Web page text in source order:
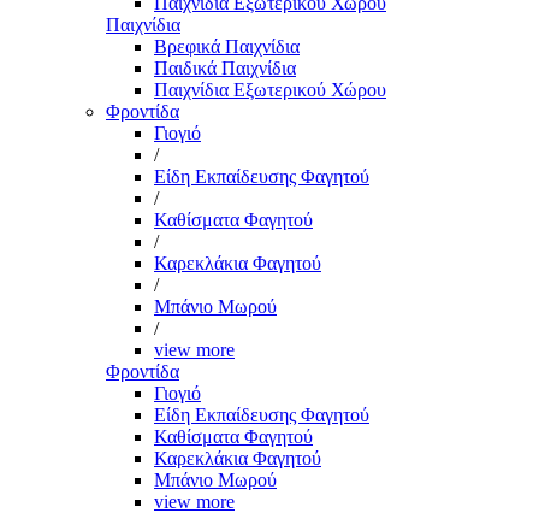
Παιχνίδια
Βρεφικά Παιχνίδια
Παιδικά Παιχνίδια
Παιχνίδια Εξωτερικού Χώρου
Φροντίδα
Γιογιό
/
Είδη Εκπαίδευσης Φαγητού
/
Καθίσματα Φαγητού
/
Καρεκλάκια Φαγητού
/
Μπάνιο Μωρού
/
view more
Φροντίδα
Γιογιό
Είδη Εκπαίδευσης Φαγητού
Καθίσματα Φαγητού
Καρεκλάκια Φαγητού
Μπάνιο Μωρού
view more